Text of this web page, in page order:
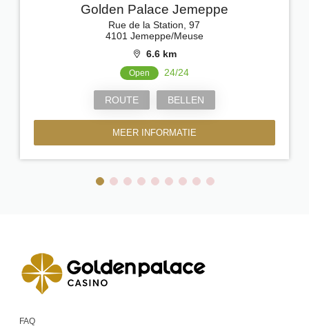
Golden Palace Jemeppe
Rue de la Station, 97
4101 Jemeppe/Meuse
6.6 km
Open 24/24
ROUTE BELLEN
MEER INFORMATIE
FAQ